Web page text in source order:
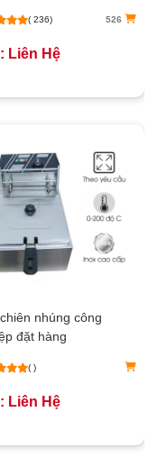
( 236) 526
Liên Hệ
nhúng công
đặt hàng
( )
Liên Hệ